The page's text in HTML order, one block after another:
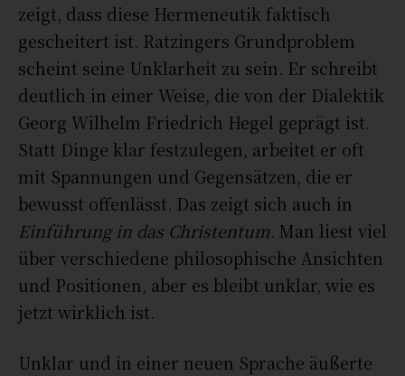
zeigt, dass diese Hermeneutik faktisch
gescheitert ist. Ratzingers Grundproblem
scheint seine Unklarheit zu sein. Er schreibt
deutlich in einer Weise, die von der Dialektik
Georg Wilhelm Friedrich Hegel geprägt ist.
Statt Dinge klar festzulegen, arbeitet er oft
mit Spannungen und Gegensätzen, die er
bewusst offenlässt. Das zeigt sich auch in
Einführung in das Christentum. Man liest viel
über verschiedene philosophische Ansichten
und Positionen, aber es bleibt unklar, wie es
jetzt wirklich ist.
Unklar und in einer neuen Sprache äußerte